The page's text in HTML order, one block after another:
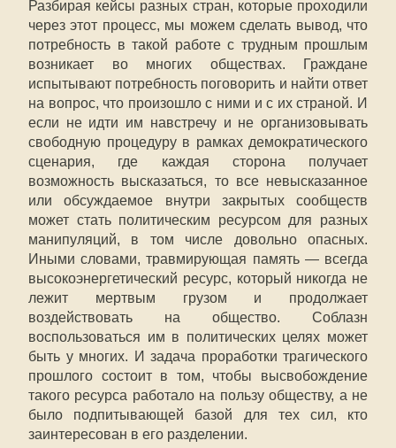
Разбирая кейсы разных стран, которые проходили
через этот процесс, мы можем сделать вывод, что
потребность в такой работе с трудным прошлым
возникает во многих обществах. Граждане
испытывают потребность поговорить и найти ответ
на вопрос, что произошло с ними и с их страной. И
если не идти им навстречу и не организовывать
свободную процедуру в рамках демократического
сценария, где каждая сторона получает
возможность высказаться, то все невысказанное
или обсуждаемое внутри закрытых сообществ
может стать политическим ресурсом для разных
манипуляций, в том числе довольно опасных.
Иными словами, травмирующая память — всегда
высокоэнергетический ресурс, который никогда не
лежит мертвым грузом и продолжает
воздействовать на общество. Соблазн
воспользоваться им в политических целях может
быть у многих. И задача проработки трагического
прошлого состоит в том, чтобы высвобождение
такого ресурса работало на пользу обществу, а не
было подпитывающей базой для тех сил, кто
заинтересован в его разделении.